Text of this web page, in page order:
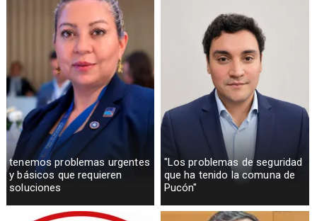
tenemos problemas urgentes
y básicos que requieren
soluciones
"Los problemas de seguridad
que ha tenido la comuna de
Pucón"